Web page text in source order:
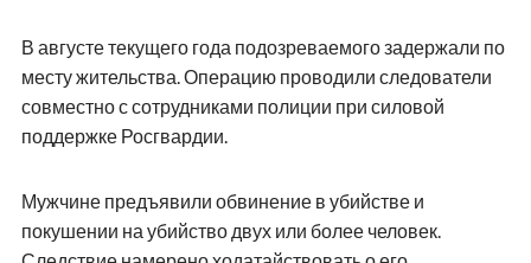
В августе текущего года подозреваемого задержали по
месту жительства. Операцию проводили следователи
совместно с сотрудниками полиции при силовой
поддержке Росгвардии.
Мужчине предъявили обвинение в убийстве и
покушении на убийство двух или более человек.